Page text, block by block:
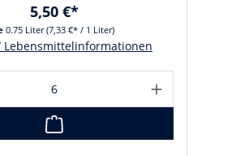
0.75 Liter(7,33 €* / 1 Liter)
5,50 €*
Lebensmittelinformationen